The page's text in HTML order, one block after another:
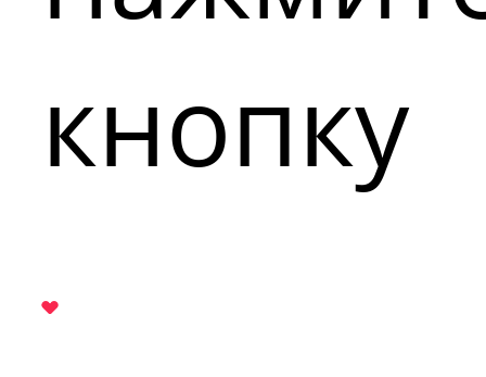
кнопку